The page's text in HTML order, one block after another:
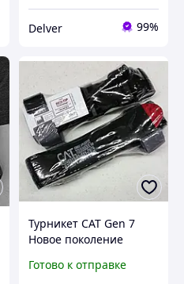
Delver 99%
Турникет CAT Gen 7
Новое поколение
чёрный, Армейский
Готово к отправке